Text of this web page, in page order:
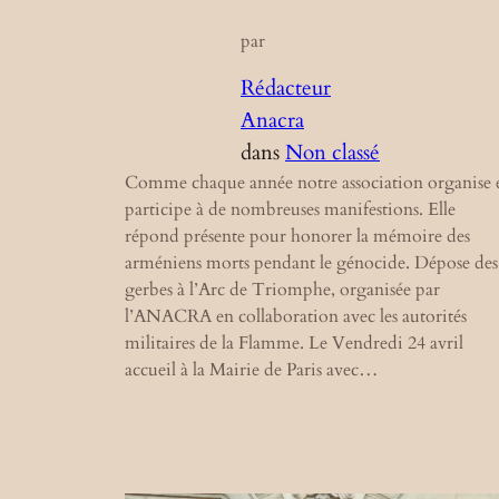
par
Rédacteur
Anacra
dansNon classé
Comme chaque année notre association organise
participe à de nombreuses manifestions. Elle
répond présente pour honorer la mémoire des
arméniens morts pendant le génocide. Dépose des
gerbes à l’Arc de Triomphe, organisée par
l’ANACRA en collaboration avec les autorités
militaires de la Flamme. Le Vendredi 24 avril
accueil à la Mairie de Paris avec…